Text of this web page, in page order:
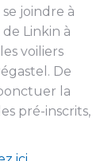
joindre à
Linkin à
voiliers
De
la
pré-inscrits,